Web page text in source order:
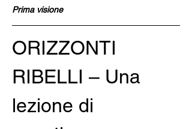
Prima visione
ORIZZONTI
RIBELLI – Una
lezione di